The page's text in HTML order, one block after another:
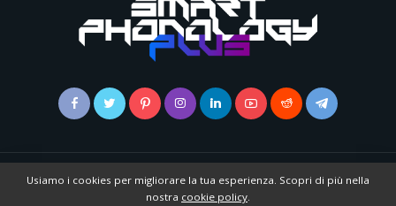
© 2022 | Smartphonology | Powered by RCNetwork| Cookie Policy|
Privacy Policy
Pubblicità|
Usiamo i cookies per migliorare la tua esperienza. Scopri di più nella
nostra cookie policy.